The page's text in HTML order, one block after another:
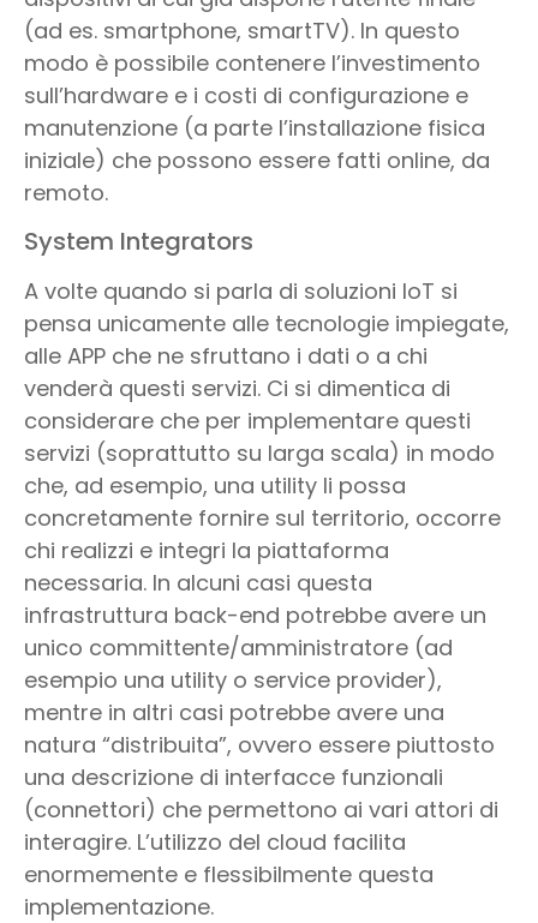
(ad es. smartphone, smartTV). In questo
modo è possibile contenere l’investimento
sull’hardware e i costi di configurazione e
manutenzione (a parte l’installazione fisica
iniziale) che possono essere fatti online, da
remoto.
System Integrators
A volte quando si parla di soluzioni IoT si
pensa unicamente alle tecnologie impiegate,
alle APP che ne sfruttano i dati o a chi
venderà questi servizi. Ci si dimentica di
considerare che per implementare questi
servizi (soprattutto su larga scala) in modo
che, ad esempio, una utility li possa
concretamente fornire sul territorio, occorre
chi realizzi e integri la piattaforma
necessaria. In alcuni casi questa
infrastruttura back-end potrebbe avere un
unico committente/amministratore (ad
esempio una utility o service provider),
mentre in altri casi potrebbe avere una
natura “distribuita”, ovvero essere piuttosto
una descrizione di interfacce funzionali
(connettori) che permettono ai vari attori di
interagire. L’utilizzo del cloud facilita
enormemente e flessibilmente questa
implementazione.